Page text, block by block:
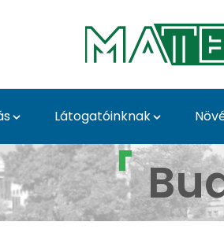
Látogatóinknak
-